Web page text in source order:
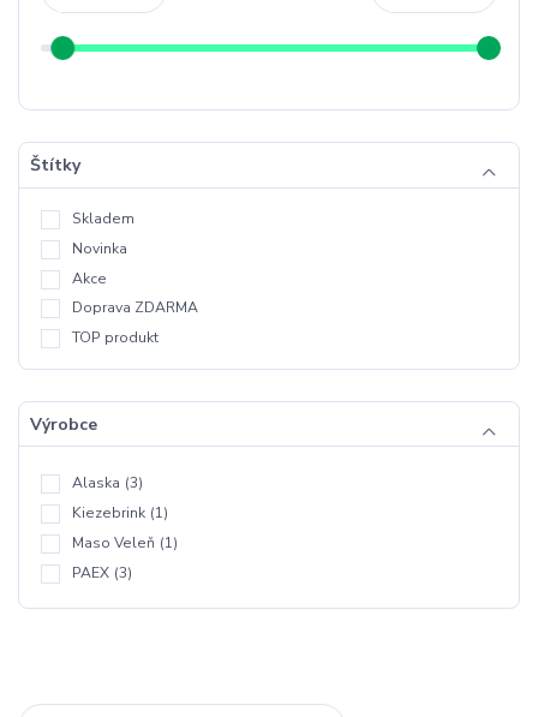
Štítky
Skladem
Novinka
Akce
Doprava ZDARMA
TOP produkt
Výrobce
Alaska (3)
Kiezebrink (1)
Maso Veleň (1)
PAEX (3)